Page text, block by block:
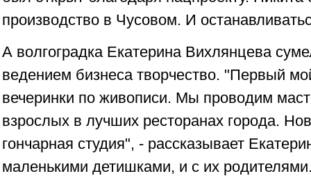
производство в Чусовом. И
А волгоградка Екатерина Вихлянцева
ведением бизнеса творчество. "Первый
вечеринки по живописи. Мы проводим
взрослых в лучших ресторанах города.
гончарная студия", - рассказывает
маленькими детишками, и с их